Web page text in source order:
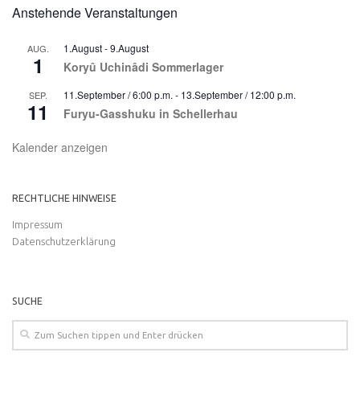
Anstehende Veranstaltungen
AUG.
1
1.August-9.August
Koryû Uchinâdi Sommerlager
SEP.
11
11.September / 6:00 p.m. - 13.September / 12:00 p.m.
Furyu-Gasshuku in Schellerhau
Kalender anzeigen
RECHTLICHE HINWEISE
Impressum
Datenschutzerklärung
SUCHE